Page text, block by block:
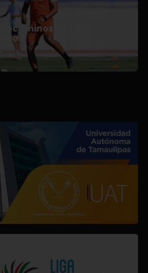
TDP su
2026